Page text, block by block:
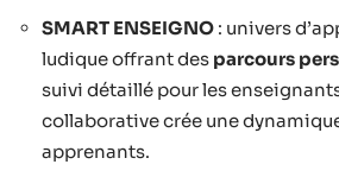
SMART ENSEIGNO : univers
ludique offrant des parcours
suivi détaillé pour les
collaborative crée une
apprenants.